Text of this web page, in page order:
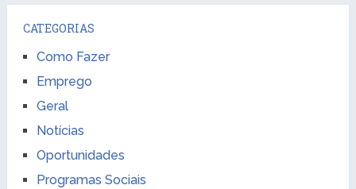
CATEGORIAS
Como Fazer
Emprego
Geral
Notícias
Oportunidades
Programas Sociais